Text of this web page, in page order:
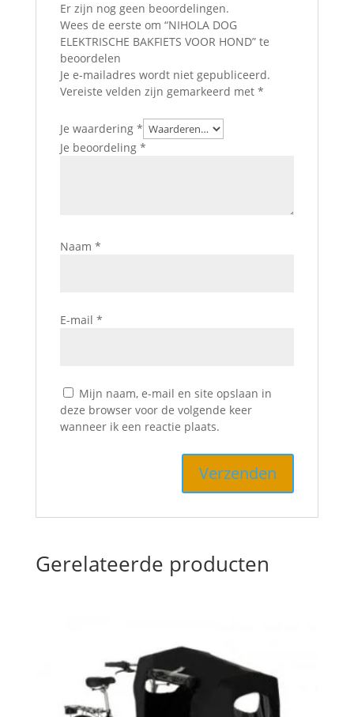
Er zijn nog geen beoordelingen.
Wees de eerste om “NIHOLA DOG
ELEKTRISCHE BAKFIETS VOOR HOND” te
beoordelen
Je e-mailadres wordt niet gepubliceerd.
Vereiste velden zijn gemarkeerd met *
Je waardering *
Je beoordeling *
Naam *
E-mail *
Mijn naam, e-mail en site opslaan in
deze browser voor de volgende keer
wanneer ik een reactie plaats.
Gerelateerde producten